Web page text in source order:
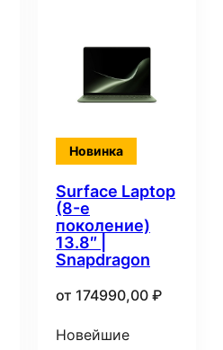
Новинка
Surface Laptop
(8-е
поколение)
13.8″ |
Snapdragon
от 174990,00 ₽
Новейшие